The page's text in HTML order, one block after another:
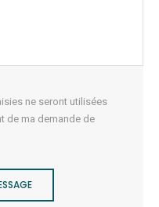
ne seront utilisées
de ma demande de